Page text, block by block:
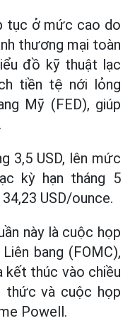
tục ở mức cao do
thương mại toàn
đồ kỹ thuật lạc
tiền tệ nới lỏng
Mỹ (FED), giúp
3,5 USD, lên mức
kỳ hạn tháng 5
USD/ounce.
này là cuộc họp
bang (FOMC),
kết thúc vào chiều
thức và cuộc họp
Powell.